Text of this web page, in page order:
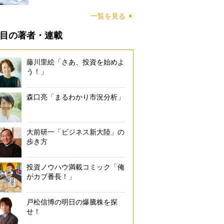
一覧を見る
の著者・連載
藤川里絵「さあ、投資を始めよ
う！」
森口亮「まるわかり市況分析」
大前研一「ビジネス新大陸」の
歩き方
投資ノウハウ満載コミック「俺
がカブ番長！」
戸松信博の明日の爆騰株を探
せ！